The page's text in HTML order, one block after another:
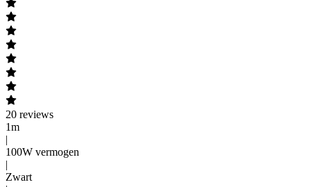
20 reviews
1m
|
100W vermogen
|
Zwart